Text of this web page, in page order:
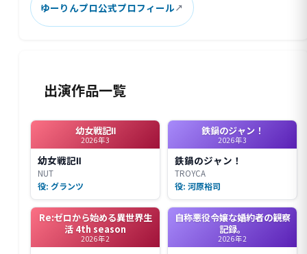
ゆーりんプロ公式プロフィール
出演作品一覧
幼女戦記Ⅱ
2026年3
幼女戦記Ⅱ
NUT
役: グランツ
鉄鍋のジャン！
2026年3
鉄鍋のジャン！
TROYCA
役: 河原裕司
Re:ゼロから始める異世界生
活 4th season
2026年2
自称悪役令嬢な婚約者の観察
記録。
2026年2